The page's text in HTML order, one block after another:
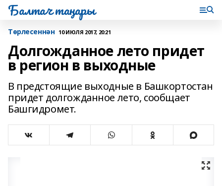
Балтач таңнары
Tөрлесеннән 10 ИЮЛЯ 2017, 20:21
Долгожданное лето придет
в регион в выходные
В предстоящие выходные в Башкортостан
придет долгожданное лето, сообщает
Башгидромет.